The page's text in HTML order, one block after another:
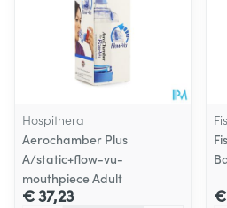
Hospithera
Aerochamber Plus
A/static+flow-vu-
mouthpiece Adult
€ 37,23